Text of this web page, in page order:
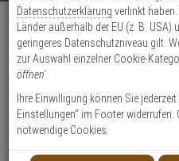
mindestens
Zeichen
ein,
um
Suche
Kategorien
Suche
gestartet
HU-2 Heizung
100,-200 u. -
Produktmerkmale
Datenblatt drucken
Datenschutzerklärung verlinkt
Länder außerhalb der EU (z. B.
geringeres Datenschutzniveau gilt.
zur Auswahl einzelner Cookie-
öffnen'.
Ihre Einwilligung können Sie
Einstellungen“ im Footer
notwendige Cookies.